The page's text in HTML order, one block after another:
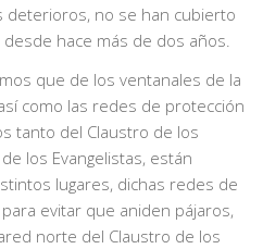
deterioros, no se han cubierto
hace más de dos años.
que de los ventanales de la
como las redes de protección
tanto del Claustro de los
los Evangelistas, están
lugares, dichas redes de
evitar que aniden pájaros,
norte del Claustro de los